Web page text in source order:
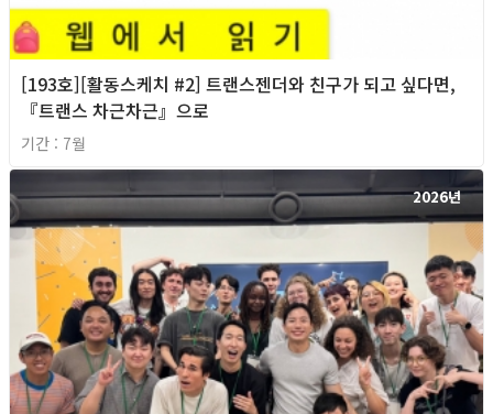
[193호][활동스케치 #2] 트랜스젠더와 친구가 되고 싶다면,
『트랜스 차근차근』으로
기간 : 7월
2026년